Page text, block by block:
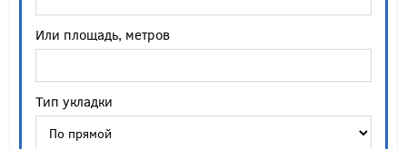
Или площадь, метров
Тип укладки